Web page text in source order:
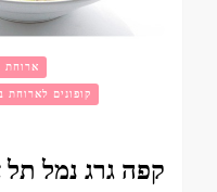
ארוחת
קופונים לארוחת
קפה גרג נמל תל